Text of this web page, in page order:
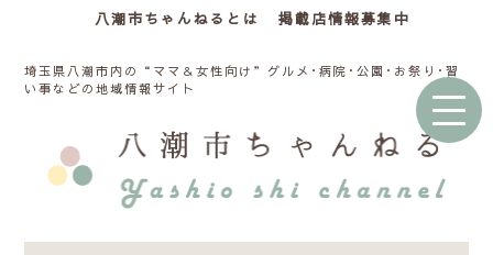
八潮市ちゃんねるとは 掲載店情報募集中
埼玉県八潮市内の“ママ＆女性向け”グルメ･病院･公園･お祭り･習
い事などの地域情報サイト